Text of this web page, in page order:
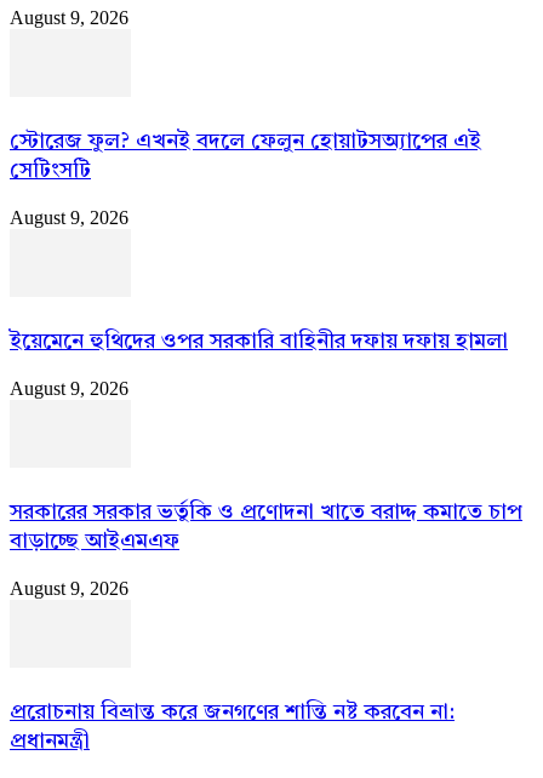
August 9, 2026
স্টোরেজ ফুল? এখনই বদলে ফেলুন হোয়াটসঅ্যাপের এই
সেটিংসটি
August 9, 2026
ইয়েমেনে হুথিদের ওপর সরকারি বাহিনীর দফায় দফায় হামলা
August 9, 2026
সরকারের সরকার ভর্তুকি ও প্রণোদনা খাতে বরাদ্দ কমাতে চাপ
বাড়াচ্ছে আইএমএফ
August 9, 2026
প্ররোচনায় বিভ্রান্ত করে জনগণের শান্তি নষ্ট করবেন না:
প্রধানমন্ত্রী